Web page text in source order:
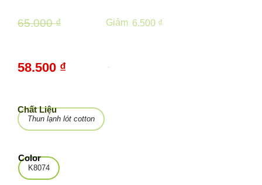
Thun lạnh lót cotton
Chất Liệu
K8074
Color
-
58.500 ₫
65.000 ₫ 6.500 ₫
Giảm